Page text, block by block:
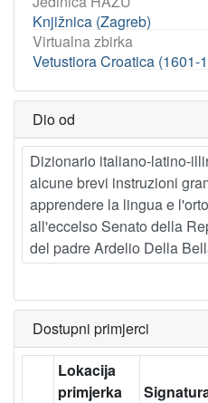
Knjižnica (Zagreb)
Virtualna zbirka
Vetustiora Croatica (1601-
Dio od
Dizionario italiano-latino-
alcune brevi instruzioni
apprendere la lingua e
all'eccelso Senato della
del padre Ardelio Della
Dostupni primjerci
Lokacija
primjerka